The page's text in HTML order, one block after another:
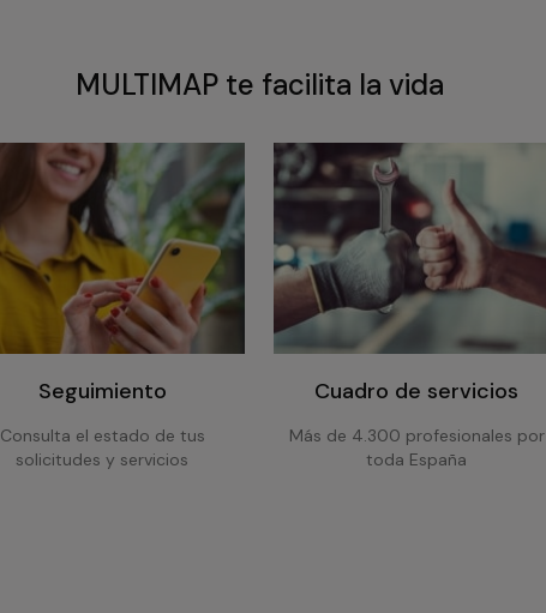
MULTIMAP te facilita la vida
Seguimiento
Consulta el estado de tus
solicitudes y servicios
Cuadro de servicios
Más de 4.300 profesionales por
toda España